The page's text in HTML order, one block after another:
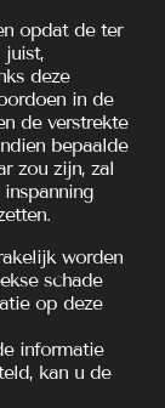
opdat de ter
juist,
deze
in de
de verstrekte
bepaalde
zou zijn, zal
worden
schade
op deze
informatie
kan u de